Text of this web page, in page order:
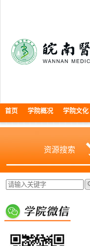
首页 学院概况 学院文化
资源搜索